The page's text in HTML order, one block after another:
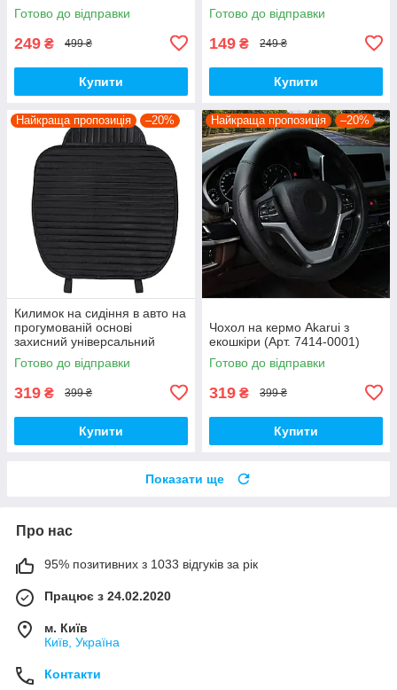
Готово до відправки
249 ₴ 499 ₴
Купити
Готово до відправки
149 ₴ 249 ₴
Купити
Найкраща пропозиція –20%
Килимок на сидіння в авто на
прогумованій основі
захисний універсальний
Готово до відправки
319 ₴ 399 ₴
Купити
Найкраща пропозиція –20%
Чохол на кермо Akarui з
екошкіри (Арт. 7414-0001)
Готово до відправки
319 ₴ 399 ₴
Купити
Показати ще
Про нас
95% позитивних з 1033 відгуків за рік
Працює з 24.02.2020
м. Київ
Київ, Україна
Контакти